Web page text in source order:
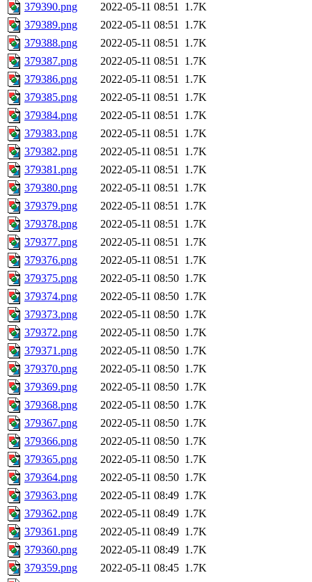
379390.png
2022-05-11 08:51 1.7K
379389.png
2022-05-11 08:51 1.7K
379388.png
2022-05-11 08:51 1.7K
379387.png
2022-05-11 08:51 1.7K
379386.png
2022-05-11 08:51 1.7K
379385.png
2022-05-11 08:51 1.7K
379384.png
2022-05-11 08:51 1.7K
379383.png
2022-05-11 08:51 1.7K
379382.png
2022-05-11 08:51 1.7K
379381.png
2022-05-11 08:51 1.7K
379380.png
2022-05-11 08:51 1.7K
379379.png
2022-05-11 08:51 1.7K
379378.png
2022-05-11 08:51 1.7K
379377.png
2022-05-11 08:51 1.7K
379376.png
2022-05-11 08:51 1.7K
379375.png
2022-05-11 08:50 1.7K
379374.png
2022-05-11 08:50 1.7K
379373.png
2022-05-11 08:50 1.7K
379372.png
2022-05-11 08:50 1.7K
379371.png
2022-05-11 08:50 1.7K
379370.png
2022-05-11 08:50 1.7K
379369.png
2022-05-11 08:50 1.7K
379368.png
2022-05-11 08:50 1.7K
379367.png
2022-05-11 08:50 1.7K
379366.png
2022-05-11 08:50 1.7K
379365.png
2022-05-11 08:50 1.7K
379364.png
2022-05-11 08:50 1.7K
379363.png
2022-05-11 08:49 1.7K
379362.png
2022-05-11 08:49 1.7K
379361.png
2022-05-11 08:49 1.7K
379360.png
2022-05-11 08:49 1.7K
379359.png
2022-05-11 08:45 1.7K